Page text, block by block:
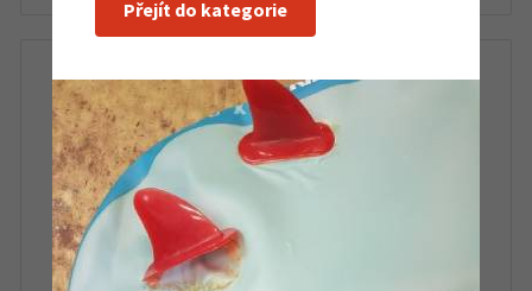
Přejít do kategorie